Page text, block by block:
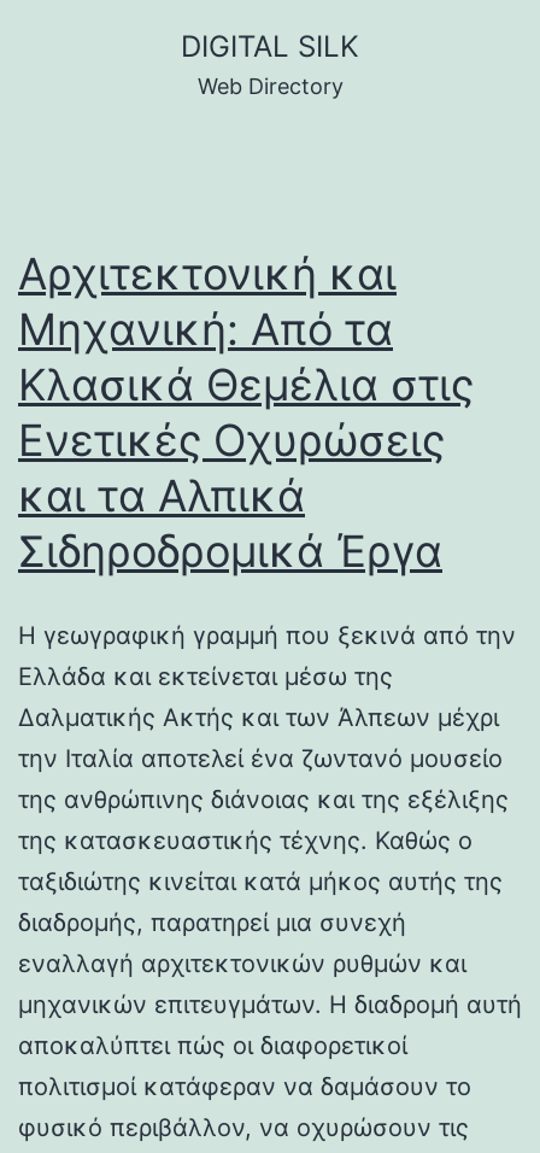
DIGITAL SILK
Web Directory
Αρχιτεκτονική και
Μηχανική: Από τα
Κλασικά Θεμέλια στις
Ενετικές Οχυρώσεις
και τα Αλπικά
Σιδηροδρομικά Έργα
Η γεωγραφική γραμμή που ξεκινά από την
Ελλάδα και εκτείνεται μέσω της
Δαλματικής Ακτής και των Άλπεων μέχρι
την Ιταλία αποτελεί ένα ζωντανό μουσείο
της ανθρώπινης διάνοιας και της εξέλιξης
της κατασκευαστικής τέχνης. Καθώς ο
ταξιδιώτης κινείται κατά μήκος αυτής της
διαδρομής, παρατηρεί μια συνεχή
εναλλαγή αρχιτεκτονικών ρυθμών και
μηχανικών επιτευγμάτων. Η διαδρομή αυτή
αποκαλύπτει πώς οι διαφορετικοί
πολιτισμοί κατάφεραν να δαμάσουν το
φυσικό περιβάλλον, να οχυρώσουν τις